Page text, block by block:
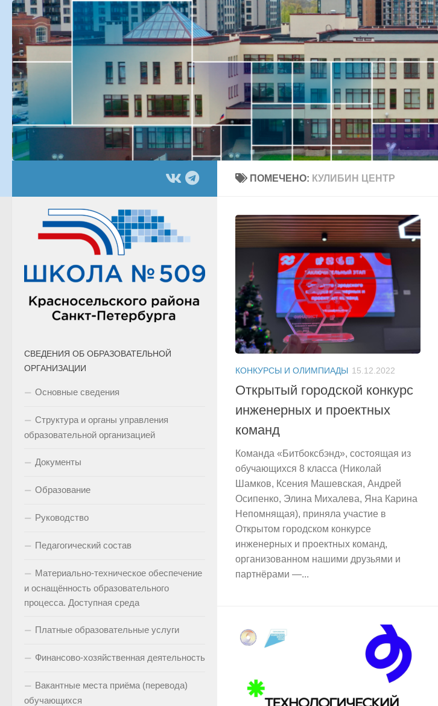
Перейти к содержимому
ПОМЕЧЕНО: КУЛИБИН ЦЕНТР
КОНКУРСЫ И ОЛИМПИАДЫ 15.12.2022
Открытый городской конкурс
инженерных и проектных
команд
Команда «Битбоксбэнд», состоящая из
обучающихся 8 класса (Николай
Шамков, Ксения Машевская, Андрей
Осипенко, Элина Михалева, Яна Карина
Непомнящая), приняла участие в
Открытом городском конкурсе
инженерных и проектных команд,
организованном нашими друзьями и
партнёрами —...
СВЕДЕНИЯ ОБ ОБРАЗОВАТЕЛЬНОЙ
ОРГАНИЗАЦИИ
Основные сведения
Структура и органы управления
образовательной организацией
Документы
Образование
Руководство
Педагогический состав
Материально-техническое обеспечение
и оснащённость образовательного
процесса. Доступная среда
Платные образовательные услуги
Финансово-хозяйственная деятельность
Вакантные места приёма (перевода)
обучающихся